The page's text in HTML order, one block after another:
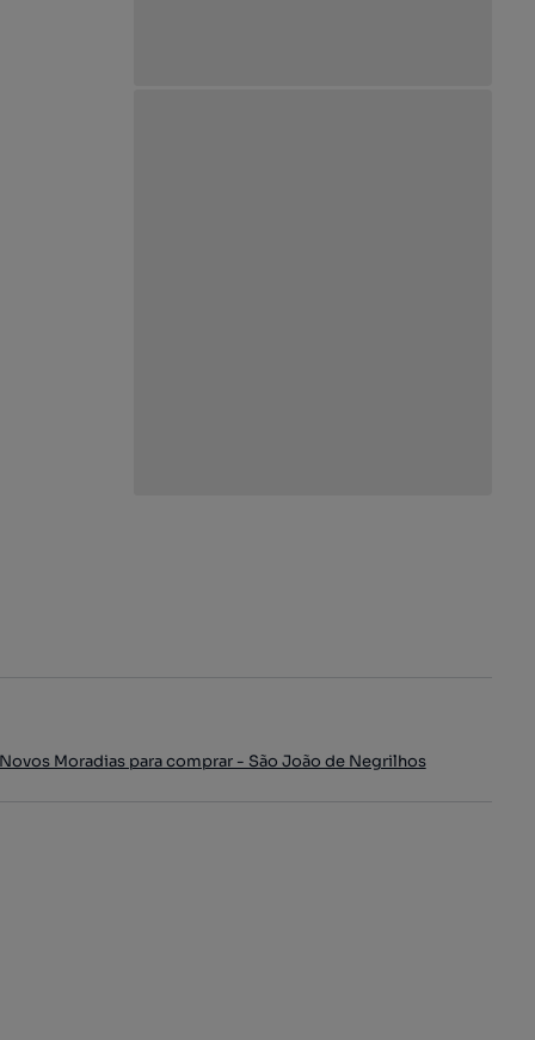
Novos Moradias para comprar - São João de Negrilhos